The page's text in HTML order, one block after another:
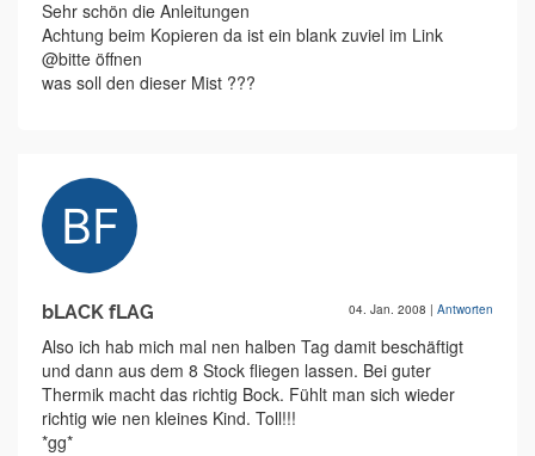
Sehr schön die Anleitungen
Achtung beim Kopieren da ist ein blank zuviel im Link
@bitte öffnen
was soll den dieser Mist ???
bLACK fLAG 04. Jan. 2008 | Antworten
Also ich hab mich mal nen halben Tag damit beschäftigt
und dann aus dem 8 Stock fliegen lassen. Bei guter
Thermik macht das richtig Bock. Fühlt man sich wieder
richtig wie nen kleines Kind. Toll!!!
*gg*